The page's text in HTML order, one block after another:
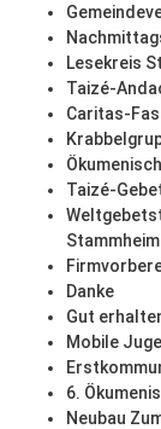
Lesekreis
Taizé-
Caritas-
Taizé-
Stammheim
Danke
Gut
Mobile
6.
Neubau